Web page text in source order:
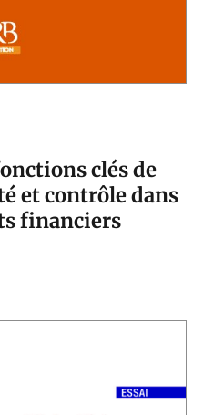
clés de
et contrôle dans
financiers